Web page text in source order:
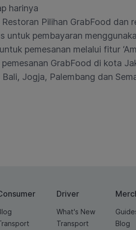
harinya
Pilihan GrabFood dan
untuk pembayaran
pemesanan melalui fitur
GrabFood di kota
Jogja, Palembang dan
Driver
What's New
Transport
Blog